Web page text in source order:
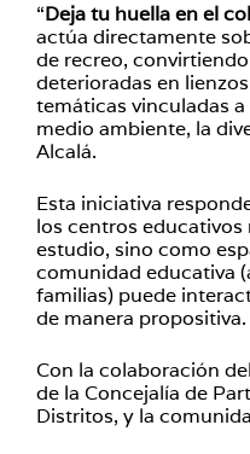
“Deja tu huella en el
actúa directamente
de recreo,
deterioradas en
temáticas vinculadas
medio ambiente, la
Alcalá.
Esta iniciativa
los centros
estudio, sino como
comunidad educativa
familias) puede
de manera propositiva.
Con la colaboración
de la Concejalía de
Distritos, y la